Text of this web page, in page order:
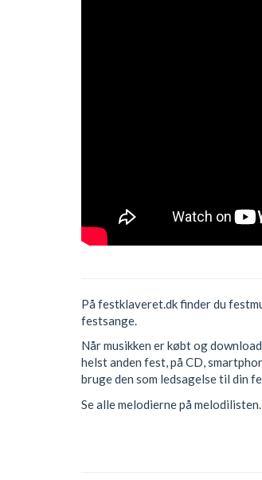
På festklaveret.dk finder du
festsange.
Når musikken er købt og
helst anden fest, på CD,
bruge den som ledsagelse til din
Se alle melodierne på melodilisten.